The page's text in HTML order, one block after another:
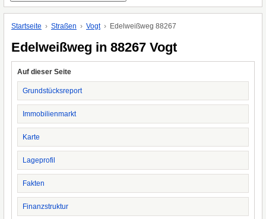
Startseite Straßen Vogt Edelweißweg 88267
Edelweißweg in 88267 Vogt
Auf dieser Seite
Grundstücksreport
Immobilienmarkt
Karte
Lageprofil
Fakten
Finanzstruktur